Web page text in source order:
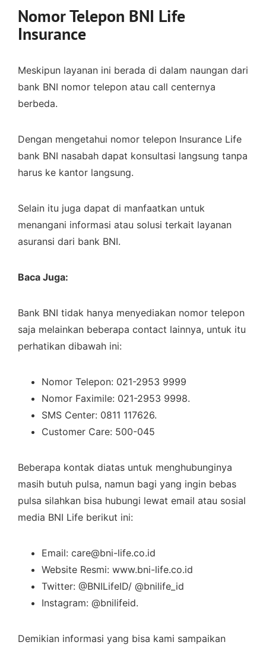
Nomor Telepon BNI Life
Insurance
Meskipun layanan ini berada di dalam naungan dari
bank BNI nomor telepon atau call centernya
berbeda.
Dengan mengetahui nomor telepon Insurance Life
bank BNI nasabah dapat konsultasi langsung tanpa
harus ke kantor langsung.
Selain itu juga dapat di manfaatkan untuk
menangani informasi atau solusi terkait layanan
asuransi dari bank BNI.
Baca Juga:
Bank BNI tidak hanya menyediakan nomor telepon
saja melainkan beberapa contact lainnya, untuk itu
perhatikan dibawah ini:
Nomor Telepon: 021-2953 9999
Nomor Faximile: 021-2953 9998.
SMS Center: 0811 117626.
Customer Care: 500-045
Beberapa kontak diatas untuk menghubunginya
masih butuh pulsa, namun bagi yang ingin bebas
pulsa silahkan bisa hubungi lewat email atau sosial
media BNI Life berikut ini:
Email: care@bni-life.co.id
Website Resmi: www.bni-life.co.id
Twitter: @BNILifeID/ @bnilife_id
Instagram: @bnilifeid.
Demikian informasi yang bisa kami sampaikan